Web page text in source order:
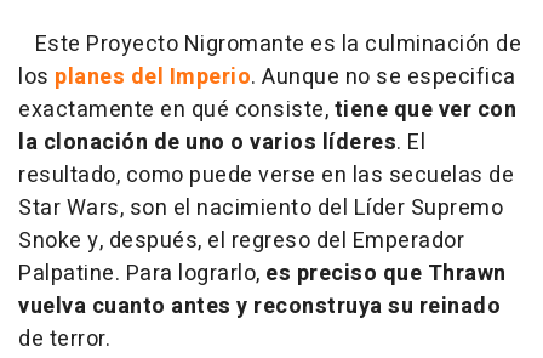
Este Proyecto Nigromante es la culminación de
los planes del Imperio. Aunque no se especifica
exactamente en qué consiste,tiene que ver con
la clonación de uno o varios líderes. El
resultado, como puede verse en las secuelas de
Star Wars, son el nacimiento del Líder Supremo
Snoke y, después, el regreso del Emperador
Palpatine. Para lograrlo, es preciso que Thrawn
vuelva cuanto antes y reconstruya su reinado
de terror.